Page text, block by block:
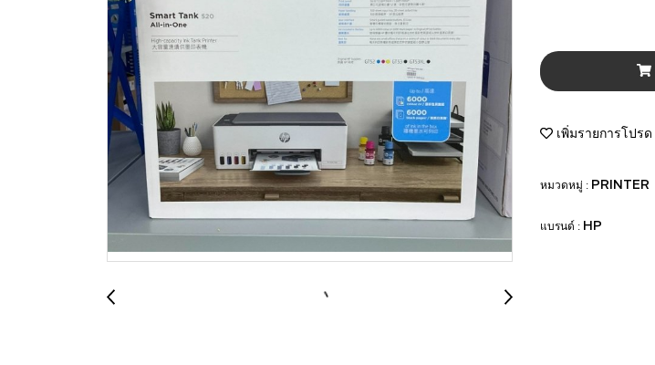
เพิ่มรายการโปรด
หมวดหมู่ : PRINTER
แบรนด์ : HP